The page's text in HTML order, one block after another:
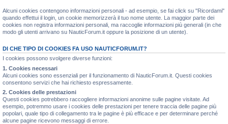
Alcuni cookies contengono informazioni personali - ad esempio, se fai click su "Ricordami"
quando effettui il login, un cookie memorizzerà il tuo nome utente. La maggior parte dei
cookies non registra informazioni personali, ma raccoglie informazioni più generali (in che
modo gli utenti arrivano su NauticForum.it oppure la posizione di un utente).
DI CHE TIPO DI COOKIES FA USO NAUTICFORUM.IT?
I cookies possono svolgere diverse funzioni:
1. Cookies necessari
Alcuni cookies sono essenziali per il funzionamento di NauticForum.it. Questi cookies
consentono servizi che hai richiesto espressamente.
2. Cookies delle prestazioni
Questi cookies potrebbero raccogliere informazioni anonime sulle pagine visitate. Ad
esempio, potremmo usare i cookies delle prestazioni per tenere traccia delle pagine più
popolari, quale tipo di collegamento tra le pagine è più efficace e per determinare perché
alcune pagine ricevono messaggi di errore.